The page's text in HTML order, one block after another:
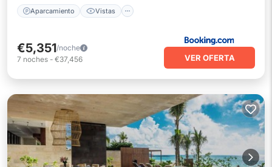
Aparcamiento Vistas
€5,351/noche
7 noches - €37,456 VER OFERTA